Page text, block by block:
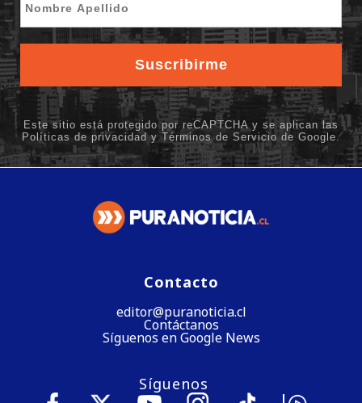
Contacto
editor@puranoticia.cl
Contáctanos
Síguenos en Google News
Síguenos